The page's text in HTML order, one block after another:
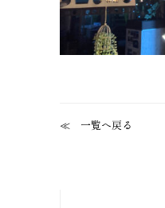
一覧へ戻る